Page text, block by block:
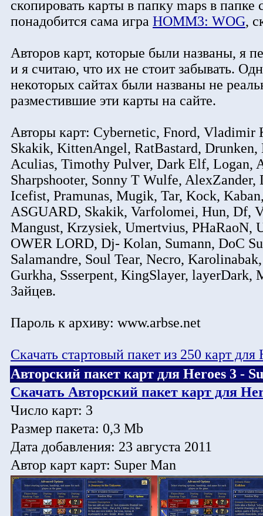
скопировать карты в папку maps в
понадобится сама игра HOMM3: WOG,
Авторов карт, которые были названы, я
и я считаю, что их не стоит забывать.
некоторых сайтах были названы не
разместившие эти карты на сайте.
Авторы карт: Cybernetic, Fnord, Vladimir
Skakik, KittenAngel, RatBastard,
Aculias, Timothy Pulver, Dark Elf, Logan,
Sharpshooter, Sonny T Wulfe, AlexZander,
Icefist, Pramunas, Mugik, Tar, Kock,
ASGUARD, Skakik, Varfolomei, Hun, Df,
Mangust, Krzysiek, Umertvius,
OWER LORD, Dj- Kolan, Sumann, DoC
Salamandre, Soul Tear, Necro,
Gurkha, Ssserpent, KingSlayer,
Зайцев.
Пароль к архиву: www.arbse.net
Скачать стартовый пакет из 250 карт
Авторский пакет карт для Heroes 3 -
Скачать Авторский пакет карт для
Число карт: 3
Размер пакета: 0,3 Mb
Дата добавления: 23 августа 2011
Автор карт карт: Super Man